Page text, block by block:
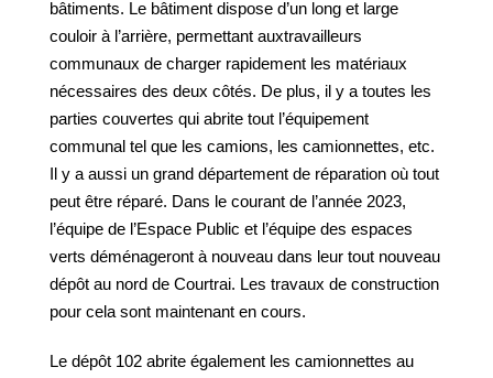
bâtiments. Le bâtiment dispose d’un long et large
couloir à l’arrière, permettant auxtravailleurs
communaux de charger rapidement les matériaux
nécessaires des deux côtés. De plus, il y a toutes les
parties couvertes qui abrite tout l’équipement
communal tel que les camions, les camionnettes, etc.
Il y a aussi un grand département de réparation où tout
peut être réparé. Dans le courant de l’année 2023,
l’équipe de l’Espace Public et l’équipe des espaces
verts déménageront à nouveau dans leur tout nouveau
dépôt au nord de Courtrai. Les travaux de construction
pour cela sont maintenant en cours.
Le dépôt 102 abrite également les camionnettes au